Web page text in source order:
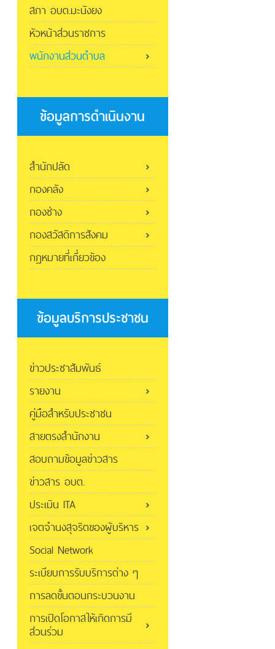
สภา อบต.มะนังยง
หัวหน้าส่วนราชการ
พนักงานส่วนตำบล
ข้อมูลการดำเนินงาน
สำนักปลัด
กองคลัง
กองช่าง
กองสวัสดิการสังคม
กฎหมายที่เกี่ยวข้อง
ข้อมูลบริการประชาชน
ข่าวประชาสัมพันธ์
รายงาน
คู่มือสำหรับประชาชน
สายตรงสำนักงาน
สอบถามข้อมูลข่าวสาร
ข่าวสาร อบต.
ประเมิน ITA
เจตจำนงสุจริตของผู้บริหาร
Social Network
ระเบียบการรับบริการต่าง ๆ
การลดขั้นตอนกระบวนงาน
การเปิดโอกาสให้เกิดการมี
ส่วนร่วม